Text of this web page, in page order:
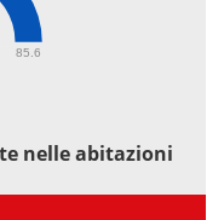
85.6
nelle abitazioni